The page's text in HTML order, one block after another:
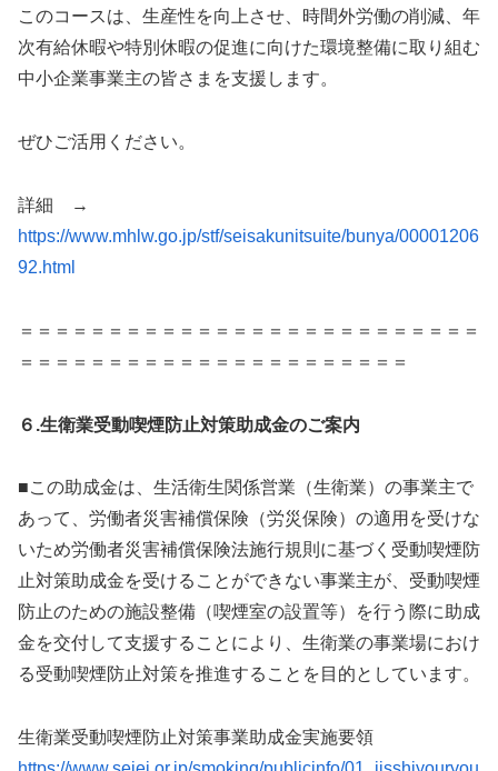
このコースは、生産性を向上させ、時間外労働の削減、年
次有給休暇や特別休暇の促進に向けた環境整備に取り組む
中小企業事業主の皆さまを支援します。
ぜひご活用ください。
詳細 →
https://www.mhlw.go.jp/stf/seisakunitsuite/bunya/00001206
92.html
＝＝＝＝＝＝＝＝＝＝＝＝＝＝＝＝＝＝＝＝＝＝＝＝＝＝
＝＝＝＝＝＝＝＝＝＝＝＝＝＝＝＝＝＝＝＝＝＝
６.生衛業受動喫煙防止対策助成金のご案内
■この助成金は、生活衛生関係営業（生衛業）の事業主で
あって、労働者災害補償保険（労災保険）の適用を受けな
いため労働者災害補償保険法施行規則に基づく受動喫煙防
止対策助成金を受けることができない事業主が、受動喫煙
防止のための施設整備（喫煙室の設置等）を行う際に助成
金を交付して支援することにより、生衛業の事業場におけ
る受動喫煙防止対策を推進することを目的としています。
生衛業受動喫煙防止対策事業助成金実施要領